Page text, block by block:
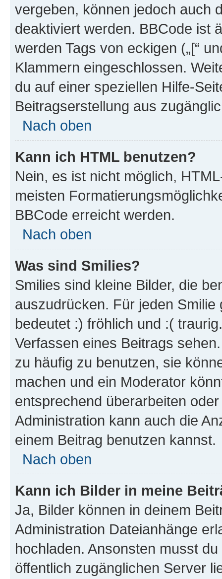
vergeben, können jedoch auch
deaktiviert werden. BBCode ist
werden Tags von eckigen („[“
Klammern eingeschlossen.
du auf einer speziellen Hilfe-
Beitragserstellung aus
Nach oben
Kann ich HTML benutzen?
Nein, es ist nicht möglich,
meisten
BBCode erreicht werden.
Nach oben
Was sind Smilies?
Smilies sind kleine Bilder, die
auszudrücken. Für jeden
bedeutet :) fröhlich und :(
Verfassen eines Beitrags
zu häufig zu benutzen, sie
machen und ein Moderator
entsprechend überarbeiten
Administration kann auch die
einem Beitrag benutzen kannst.
Nach oben
Kann ich Bilder in meine
Ja, Bilder können in deinem
Administration Dateianhänge
hochladen. Ansonsten musst
öffentlich zugänglichen Server